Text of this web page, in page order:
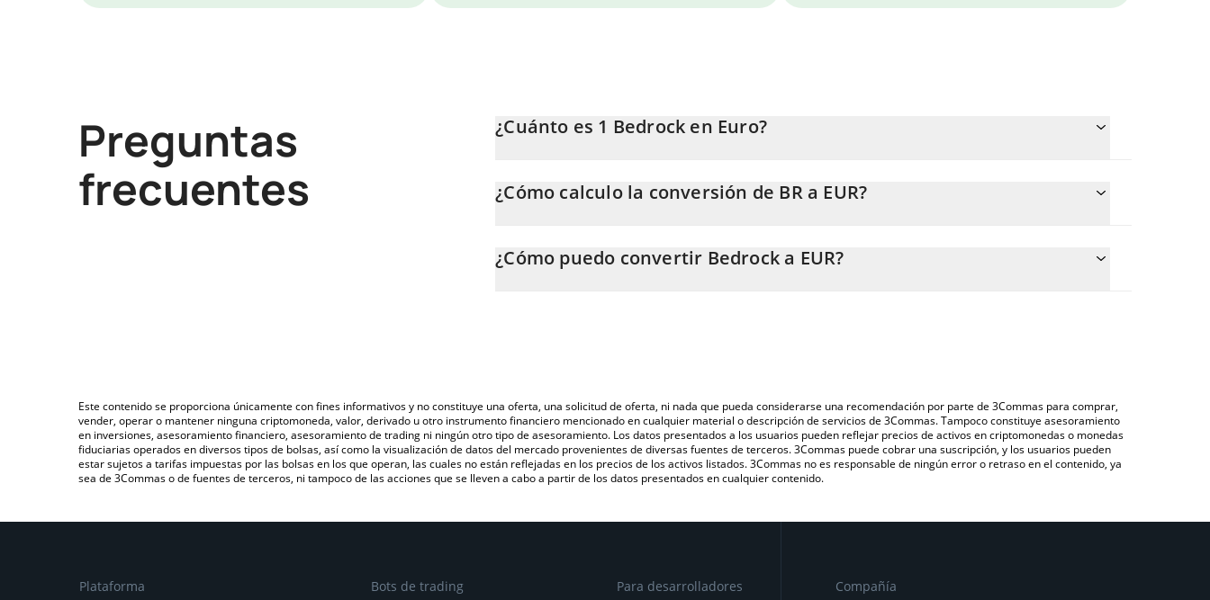
Preguntas
frecuentes
¿Cuánto es 1 Bedrock en Euro?
En este momento, 1 Bedrock equivale a 0.107036 EUR.
¿Cómo calculo la conversión de BR a EUR?
EUR. Solo necesitas ingresar la cantidad de Bedrock en el campo correspondiente, y el valor se convertirá
automáticamente a Euro (EUR).
¿Cómo puedo convertir Bedrock a EUR?
Este contenido se proporciona únicamente con fines informativos y no constituye una oferta, una solicitud de oferta, ni nada que pueda considerarse una recomendación por parte de 3Commas para comprar,
vender, operar o mantener ninguna criptomoneda, valor, derivado u otro instrumento financiero mencionado en cualquier material o descripción de servicios de 3Commas. Tampoco constituye asesoramiento
en inversiones, asesoramiento financiero, asesoramiento de trading ni ningún otro tipo de asesoramiento. Los datos presentados a los usuarios pueden reflejar precios de activos en criptomonedas o monedas
fiduciarias operados en diversos tipos de bolsas, así como la visualización de datos del mercado provenientes de diversas fuentes de terceros. 3Commas puede cobrar una suscripción, y los usuarios pueden
estar sujetos a tarifas impuestas por las bolsas en los que operan, las cuales no están reflejadas en los precios de los activos listados. 3Commas no es responsable de ningún error o retraso en el contenido, ya
sea de 3Commas o de fuentes de terceros, ni tampoco de las acciones que se lleven a cabo a partir de los datos presentados en cualquier contenido.
Plataforma Bots de trading Para desarrolladores Compañía